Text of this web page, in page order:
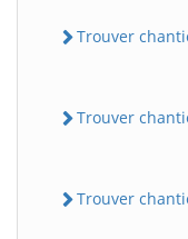
Trouver
Trouver
Trouver